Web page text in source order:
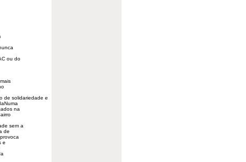
ou do
de solidariedade e
na
sem a
de
e